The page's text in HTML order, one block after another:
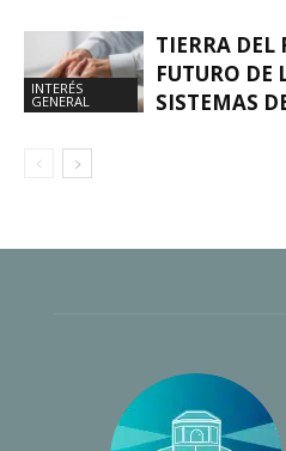
INTERÉS
GENERAL
TIERRA DEL
FUTURO DE
SISTEMAS